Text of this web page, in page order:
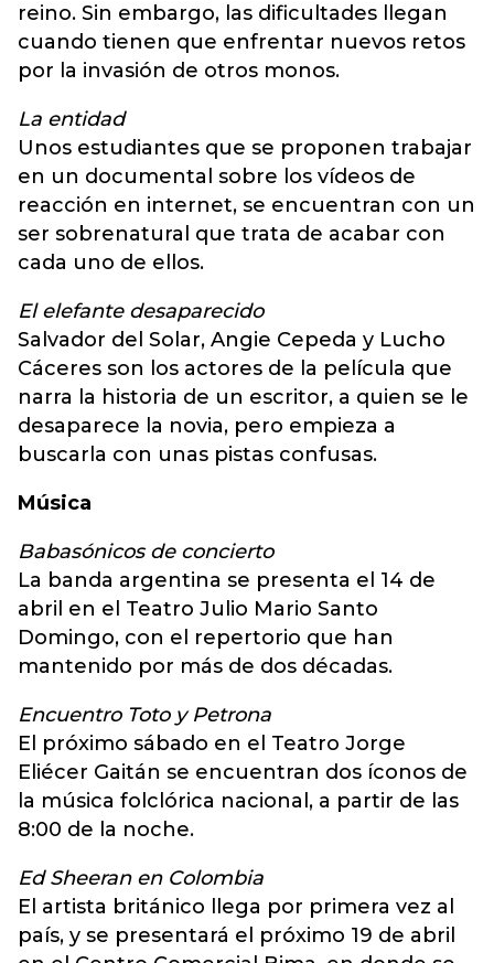
reino. Sin embargo, las dificultades llegan
cuando tienen que enfrentar nuevos retos
por la invasión de otros monos.
La entidad
Unos estudiantes que se proponen trabajar
en un documental sobre los vídeos de
reacción en internet, se encuentran con un
ser sobrenatural que trata de acabar con
cada uno de ellos.
El elefante desaparecido
Salvador del Solar, Angie Cepeda y Lucho
Cáceres son los actores de la película que
narra la historia de un escritor, a quien se le
desaparece la novia, pero empieza a
buscarla con unas pistas confusas.
Música
Babasónicos de concierto
La banda argentina se presenta el 14 de
abril en el Teatro Julio Mario Santo
Domingo, con el repertorio que han
mantenido por más de dos décadas.
Encuentro Toto y Petrona
El próximo sábado en el Teatro Jorge
Eliécer Gaitán se encuentran dos íconos de
la música folclórica nacional, a partir de las
8:00 de la noche.
Ed Sheeran en Colombia
El artista británico llega por primera vez al
país, y se presentará el próximo 19 de abril